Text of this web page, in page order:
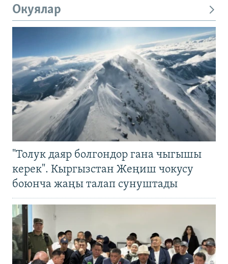
Окуялар
"Толук даяр болгондор гана чыгышы
керек". Кыргызстан Жеңиш чокусу
боюнча жаңы талап сунуштады